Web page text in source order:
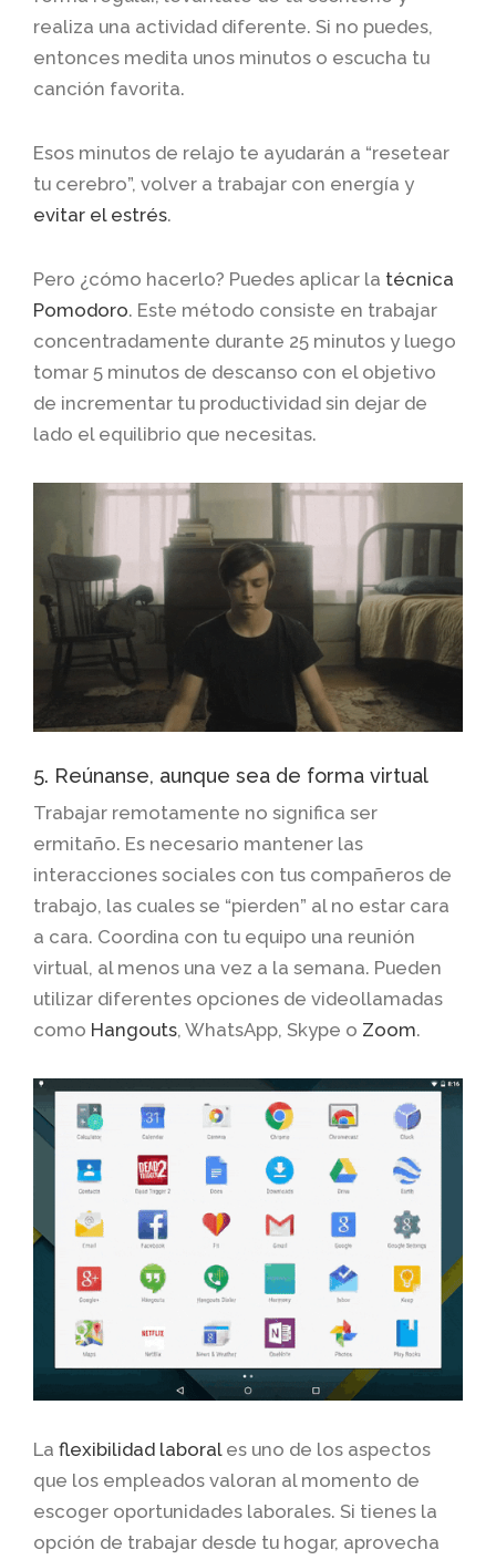
realiza una actividad diferente. Si no puedes,
entonces medita unos minutos o escucha tu
canción favorita.
Esos minutos de relajo te ayudarán a “resetear
tu cerebro”, volver a trabajar con energía y
evitar el estrés.
Pero ¿cómo hacerlo? Puedes aplicar la técnica
Pomodoro. Este método consiste en trabajar
concentradamente durante 25 minutos y luego
tomar 5 minutos de descanso con el objetivo
de incrementar tu productividad sin dejar de
lado el equilibrio que necesitas.
5. Reúnanse, aunque sea de forma virtual
Trabajar remotamente no significa ser
ermitaño. Es necesario mantener las
interacciones sociales con tus compañeros de
trabajo, las cuales se “pierden” al no estar cara
a cara. Coordina con tu equipo una reunión
virtual, al menos una vez a la semana. Pueden
utilizar diferentes opciones de videollamadas
como Hangouts, WhatsApp, Skype o Zoom.
La flexibilidad laborales uno de los aspectos
que los empleados valoran al momento de
escoger oportunidades laborales. Si tienes la
opción de trabajar desde tu hogar, aprovecha